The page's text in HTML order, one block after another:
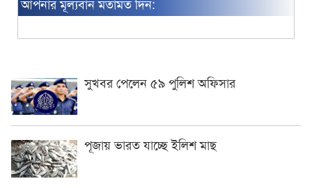
সুখবর পেলেন ৫৯ পুলিশ অফিসার
পূজায় ভারত যাচ্ছে ইলিশ মাছ